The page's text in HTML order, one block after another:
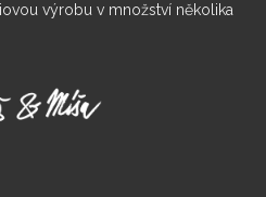
výrobu v množství několika